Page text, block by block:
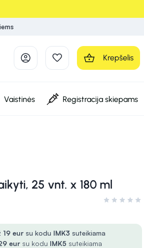
Krepšelis
Vaistinės Registracija skiepams
25 vnt. x 180 ml
Įvertinimas
19 eur su kodu IMK3 suteikiama
eur su kodu IMK5 suteikiama